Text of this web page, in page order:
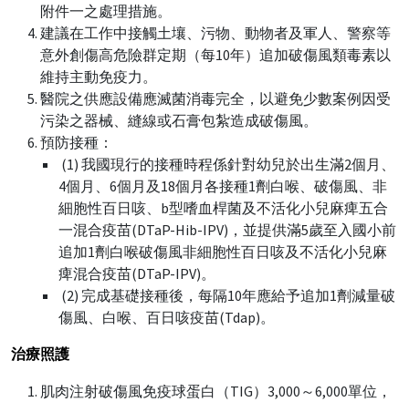
附件一之處理措施。
建議在工作中接觸土壤、污物、動物者及軍人、警察等
意外創傷高危險群定期（每10年）追加破傷風類毒素以
維持主動免疫力。
醫院之供應設備應滅菌消毒完全，以避免少數案例因受
污染之器械、縫線或石膏包紮造成破傷風。
預防接種：
(1) 我國現行的接種時程係針對幼兒於出生滿2個月、
4個月、6個月及18個月各接種1劑白喉、破傷風、非
細胞性百日咳、b型嗜血桿菌及不活化小兒麻痺五合
一混合疫苗(DTaP-Hib-IPV)，並提供滿5歲至入國小前
追加1劑白喉破傷風非細胞性百日咳及不活化小兒麻
痺混合疫苗(DTaP-IPV)。
(2) 完成基礎接種後，每隔10年應給予追加1劑減量破
傷風、白喉、百日咳疫苗(Tdap)。
治療照護
肌肉注射破傷風免疫球蛋白（TIG）3,000～6,000單位，